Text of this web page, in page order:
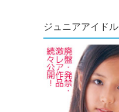
ジュニアアイドル